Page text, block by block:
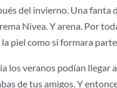
del invierno. Una fanta
Nivea. Y arena. Por
la piel como si formara
los veranos podían llegar
de tus amigos. Y